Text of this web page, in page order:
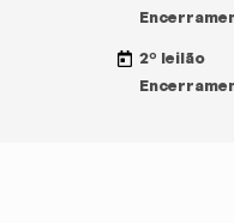
2º leilão